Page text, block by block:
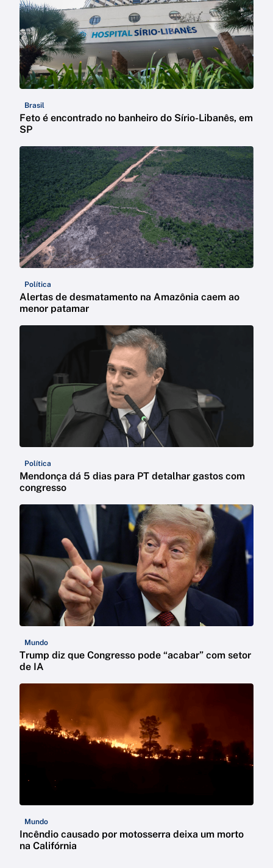
Brasil
Feto é encontrado no banheiro do Sírio-Libanês, em
SP
Política
Alertas de desmatamento na Amazônia caem ao
menor patamar
Política
Mendonça dá 5 dias para PT detalhar gastos com
congresso
Mundo
Trump diz que Congresso pode “acabar” com setor
de IA
Mundo
Incêndio causado por motosserra deixa um morto
na Califórnia